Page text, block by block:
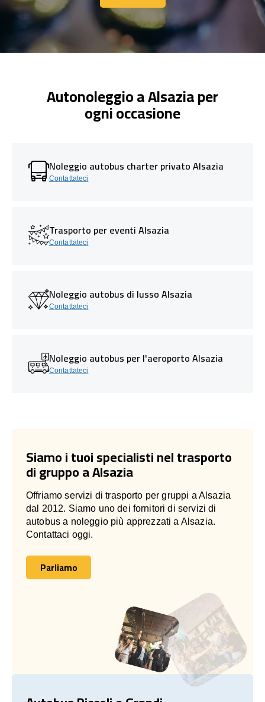
Contattaci
Autonoleggio a Alsazia per
ogni occasione
Noleggio autobus charter privato Alsazia
Contattateci
Trasporto per eventi Alsazia
Contattateci
Noleggio autobus di lusso Alsazia
Contattateci
Noleggio autobus per l'aeroporto Alsazia
Contattateci
Siamo i tuoi specialisti nel trasporto
di gruppo a Alsazia
Offriamo servizi di trasporto per gruppi a Alsazia
dal 2012. Siamo uno dei fornitori di servizi di
autobus a noleggio più apprezzati a Alsazia.
Contattaci oggi.
Parliamo
Parliamo